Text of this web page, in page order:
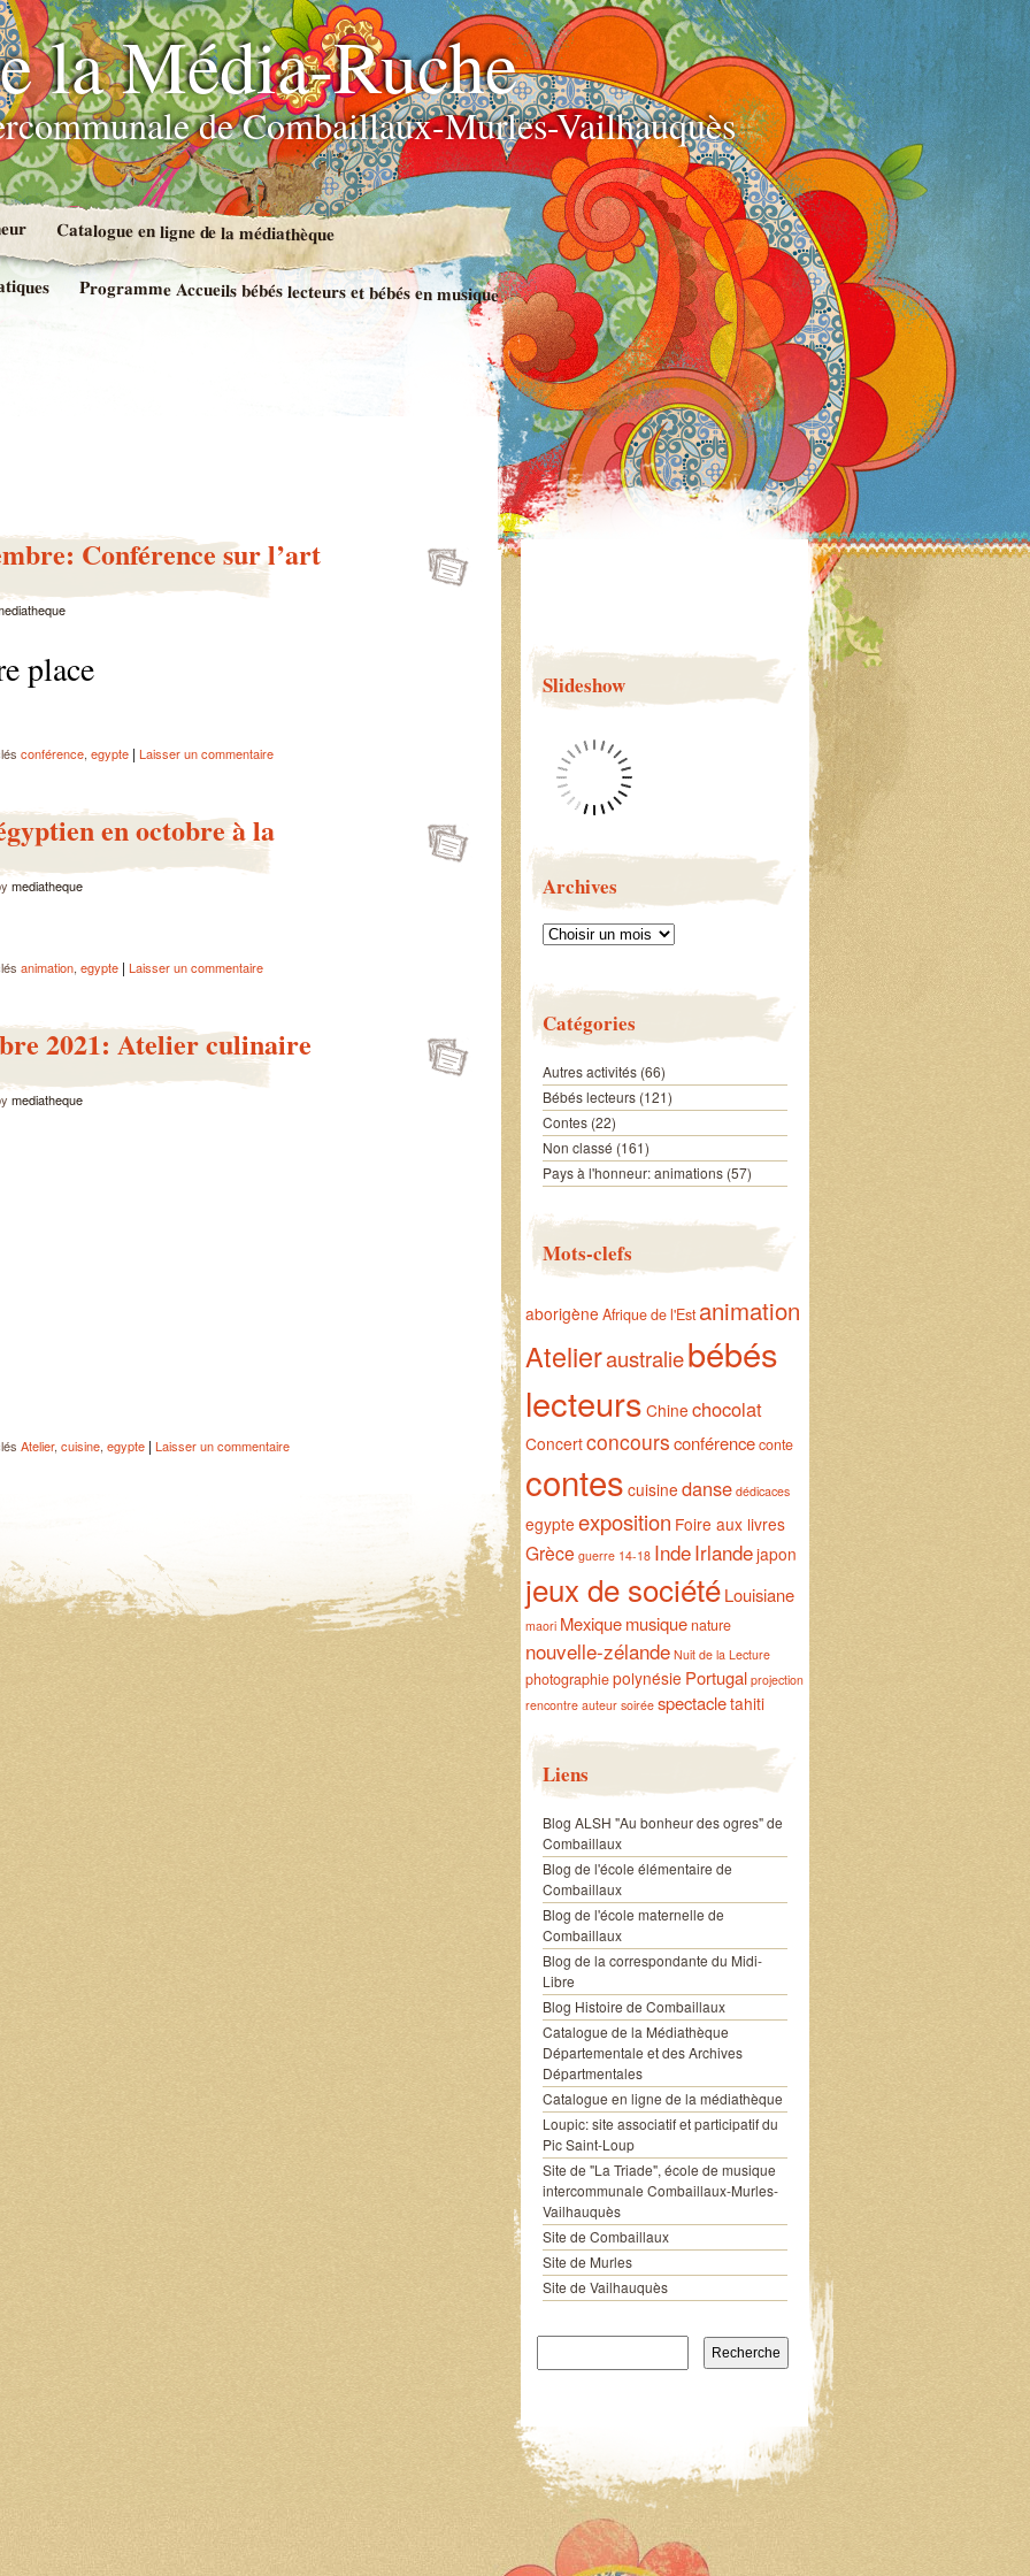
la Média-Ruche
de Combaillaux-Murles-Vailhauquès
Catalogue en ligne de la médiathèque
Programme Accueils bébés lecteurs et bébés en musique
Conférence sur l’art
place
conférence, egypte | Laisser un commentaire
en octobre à la
mediatheque
animation, egypte | Laisser un commentaire
2021: Atelier culinaire
mediatheque
Atelier, cuisine, egypte | Laisser un commentaire
Slideshow
Archives
Catégories
Autres activités(66)
Bébés lecteurs(121)
Contes(22)
Non classé (161)
Pays à l'honneur: animations(57)
Mots-clefs
aborigène Afrique de l'Est animation
Atelieraustraliebébés
lecteurs Chine chocolat
Concertconcoursconférenceconte
contes cuisine danse dédicaces
egypte exposition Foire aux livres
Grèce guerre 14-18 IndeIrlandejapon
jeux de société Louisiane
maori Mexique musiquenature
nouvelle-zélande Nuit de la Lecture
photographiepolynésie Portugal projection
rencontre auteur soirée spectacletahiti
Liens
Blog ALSH "Au bonheur des ogres" de
Combaillaux
Blog de l'école élémentaire de
Combaillaux
Blog de l'école maternelle de
Combaillaux
Blog de la correspondante du Midi-
Libre
Blog Histoire de Combaillaux
Catalogue de la Médiathèque
Départementale et des Archives
Départmentales
Catalogue en ligne de la médiathèque
Loupic: site associatif et participatif du
Pic Saint-Loup
Site de "La Triade", école de musique
intercommunale Combaillaux-Murles-
Vailhauquès
Site de Combaillaux
Site de Murles
Site de Vailhauquès
Recherche pour: